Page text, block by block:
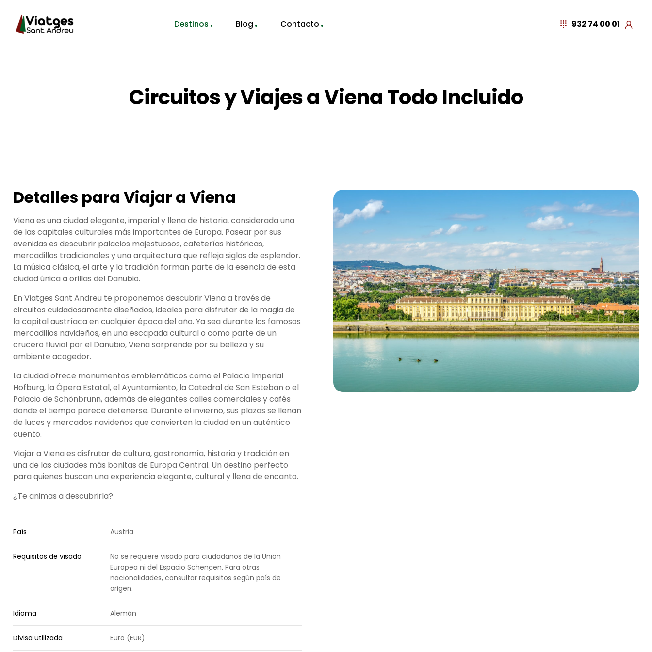
Destinos Blog Contacto 932 74 00 01
Circuitos y Viajes a Viena Todo Incluido
Detalles para Viajar a Viena
Viena es una ciudad elegante, imperial y llena de historia, considerada una
de las capitales culturales más importantes de Europa. Pasear por sus
avenidas es descubrir palacios majestuosos, cafeterías históricas,
mercadillos tradicionales y una arquitectura que refleja siglos de esplendor.
La música clásica, el arte y la tradición forman parte de la esencia de esta
ciudad única a orillas del Danubio.
En Viatges Sant Andreu te proponemos descubrir Viena a través de
circuitos cuidadosamente diseñados, ideales para disfrutar de la magia de
la capital austríaca en cualquier época del año. Ya sea durante los famosos
mercadillos navideños, en una escapada cultural o como parte de un
crucero fluvial por el Danubio, Viena sorprende por su belleza y su
ambiente acogedor.
La ciudad ofrece monumentos emblemáticos como el Palacio Imperial
Hofburg, la Ópera Estatal, el Ayuntamiento, la Catedral de San Esteban o el
Palacio de Schönbrunn, además de elegantes calles comerciales y cafés
donde el tiempo parece detenerse. Durante el invierno, sus plazas se llenan
de luces y mercados navideños que convierten la ciudad en un auténtico
cuento.
Viajar a Viena es disfrutar de cultura, gastronomía, historia y tradición en
una de las ciudades más bonitas de Europa Central. Un destino perfecto
para quienes buscan una experiencia elegante, cultural y llena de encanto.
¿Te animas a descubrirla?
País Austria
Requisitos de visado
No se requiere visado para ciudadanos de la Unión
Europea ni del Espacio Schengen. Para otras
nacionalidades, consultar requisitos según país de
origen.
Idioma Alemán
Divisa utilizada Euro (EUR)